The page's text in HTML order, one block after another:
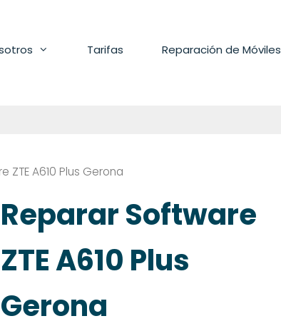
Tarifas Reparación de Móviles
ZTE A610 Plus Gerona
Reparar Software
ZTE A610 Plus
Gerona